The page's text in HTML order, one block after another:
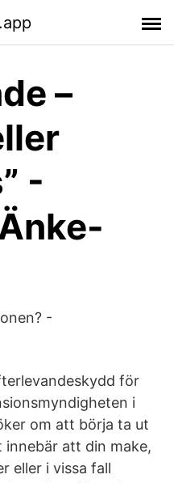
–
-
-
för
i
om att börja ta ut
innebär att din make,
eller i vissa fall